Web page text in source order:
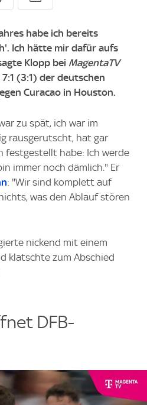
habe ich bereits
Ich hätte mir dafür aufs
Klopp bei MagentaTV
(3:1) der deutschen
Curacao in Houston.
zu spät, ich war im
rausgerutscht, hat gar
festgestellt habe: Ich werde
immer noch dämlich." Er
: "Wir sind komplett auf
was den Ablauf stören
nickend mit einem
klatschte zum Abschied
DFB-